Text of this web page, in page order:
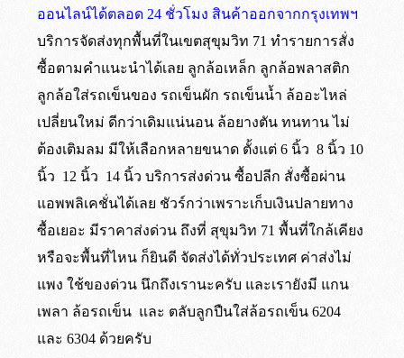
ออนไลน์ได้ตลอด 24 ชั่วโมง สินค้าออกจากกรุงเทพฯ
บริการจัดส่งทุกพื้นที่ในเขตสุขุมวิท 71 ทำรายการสั่ง
ซื้อตามคำแนะนำได้เลย ลูกล้อเหล็ก ลูกล้อพลาสติก
ลูกล้อใส่รถเข็นของ รถเข็นผัก รถเข็นน้ำ ล้ออะไหล่
เปลี่ยนใหม่ ดีกว่าเดิมแน่นอน ล้อยางตัน ทนทาน ไม่
ต้องเติมลม มีให้เลือกหลายขนาด ตั้งแต่ 6 นิ้ว 8 นิ้ว 10
นิ้ว 12 นิ้ว 14 นิ้ว บริการส่งด่วน ซื้อปลีก สั่งซื้อผ่าน
แอพพลิเคชั่นได้เลย ชัวร์กว่าเพราะเก็บเงินปลายทาง
ซื้อเยอะ มีราคาส่งด่วน ถึงที่ สุขุมวิท 71 พื้นที่ใกล้เคียง
หรือจะพื้นที่ไหน ก็ยินดี จัดส่งได้ทั่วประเทศ ค่าส่งไม่
แพง ใช้ของด่วน นึกถึงเรานะครับ และเรายังมี แกน
เพลา ล้อรถเข็น และ ตลับลูกปืนใส่ล้อรถเข็น 6204
และ 6304 ด้วยครับ